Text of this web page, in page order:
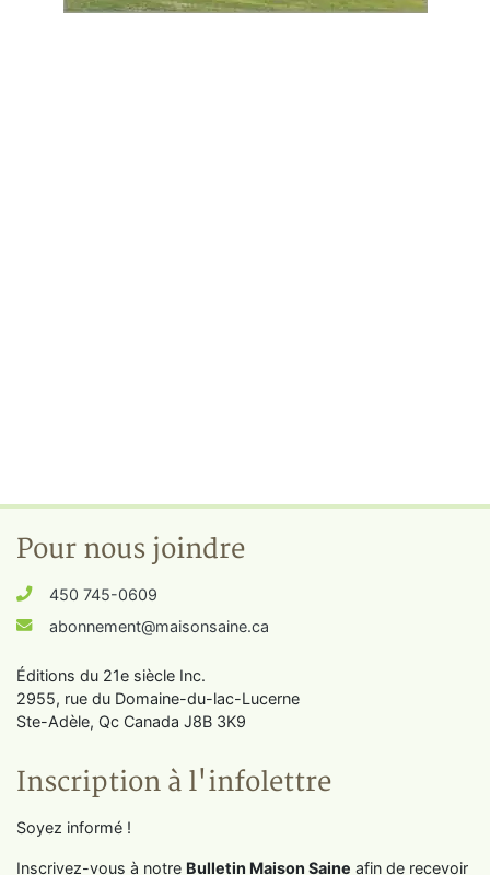
Pour nous joindre
450 745-0609
abonnement@maisonsaine.ca
Éditions du 21e siècle Inc.
2955, rue du Domaine-du-lac-Lucerne
Ste-Adèle, Qc Canada J8B 3K9
Inscription à l'infolettre
Soyez informé !
Inscrivez-vous à notre Bulletin Maison Saine afin de recevoir